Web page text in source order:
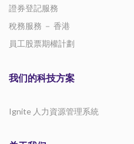
證券登記服務
稅務服務 － 香港
員工股票期權計劃
我们的科技方案
Ignite 人力資源管理系統